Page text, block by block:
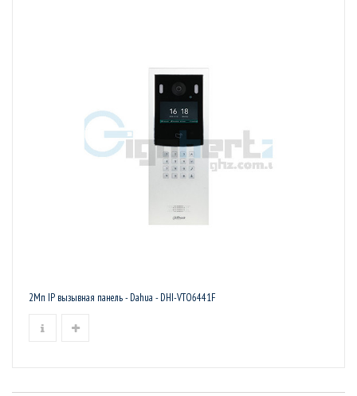
2Мп IP вызывная панель - Dahua - DHI-VTO6441F